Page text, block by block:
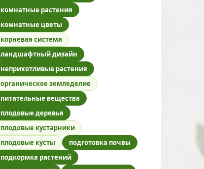
комнатные растения
комнатные цветы
корневая система
ландшафтный дизайн
неприхотливые растения
органическое земледелие
питательные вещества
плодовые деревья
плодовые кустарники
плодовые кусты
подготовка почвы
подкормка растений